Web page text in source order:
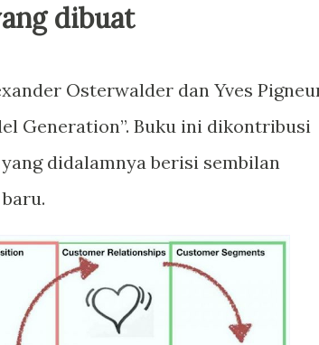
dibuat
Osterwalder dan Yves
Generation”. Buku ini dikontribusi
didalamnya berisi sembilan